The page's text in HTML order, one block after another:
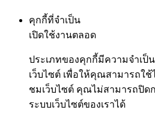
คุกกี้ที่จำเป็น
เปิดใช้งานตลอด
ประเภทของคุกกี้มีความจำเป็
เว็บไซต์ เพื่อให้คุณสามารถใช้
ชมเว็บไซต์ คุณไม่สามารถปิด
ระบบเว็บไซต์ของเราได้